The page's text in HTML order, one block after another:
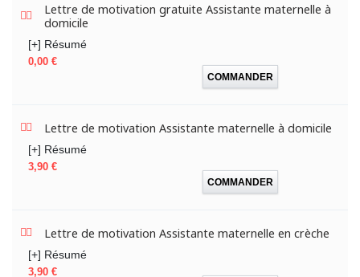
Lettre de motivation gratuite Assistante maternelle à
domicile
[+] Résumé
Prix
0,00 €
COMMANDER
Lettre de motivation Assistante maternelle à domicile
[+] Résumé
Prix
3,90 €
COMMANDER
Lettre de motivation Assistante maternelle en crèche
[+] Résumé
Prix
3,90 €